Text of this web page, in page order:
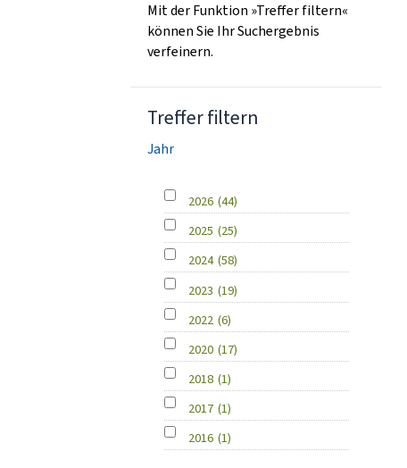
Mit der Funktion »Treffer filtern«
können Sie Ihr Suchergebnis
verfeinern.
Treffer filtern
Jahr
2026 (44)
2025 (25)
2024 (58)
2023 (19)
2022 (6)
2020 (17)
2018 (1)
2017 (1)
2016 (1)